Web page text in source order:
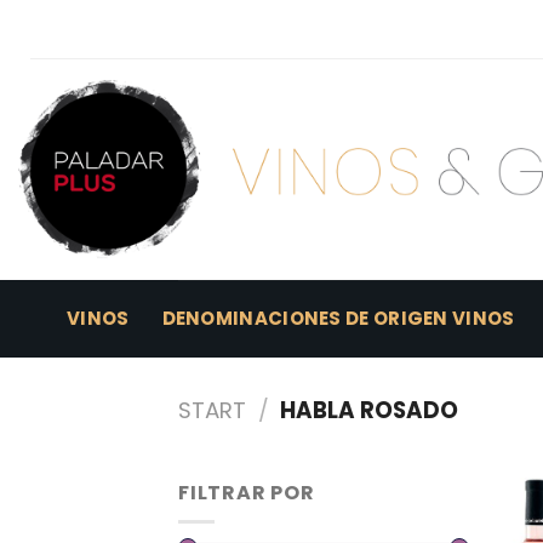
VINOS DENOMINACIONES DE ORIGEN VINOS
START / HABLA ROSADO
FILTRAR POR